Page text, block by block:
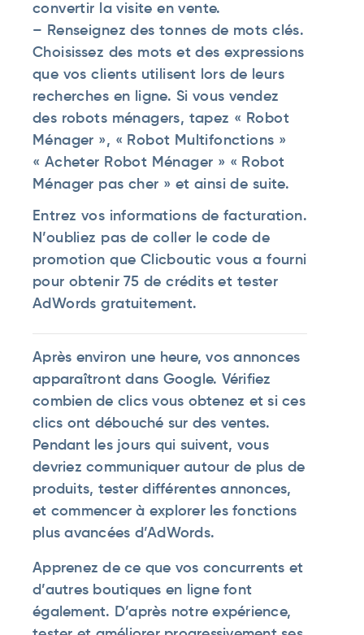
convertir la visite en vente.
– Renseignez des tonnes de mots clés.
Choisissez des mots et des expressions
que vos clients utilisent lors de leurs
recherches en ligne. Si vous vendez
des robots ménagers, tapez « Robot
Ménager », « Robot Multifonctions »
« Acheter Robot Ménager » « Robot
Ménager pas cher » et ainsi de suite.
Entrez vos informations de facturation.
N’oubliez pas de coller le code de
promotion que Clicboutic vous a fourni
pour obtenir 75 de crédits et tester
AdWords gratuitement.
Après environ une heure, vos annonces
apparaîtront dans Google. Vérifiez
combien de clics vous obtenez et si ces
clics ont débouché sur des ventes.
Pendant les jours qui suivent, vous
devriez communiquer autour de plus de
produits, tester différentes annonces,
et commencer à explorer les fonctions
plus avancées d’AdWords.
Apprenez de ce que vos concurrents et
d’autres boutiques en ligne font
également. D’après notre expérience,